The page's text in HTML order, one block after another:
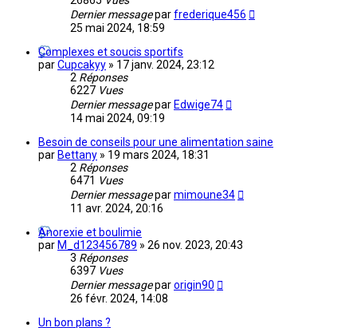
Dernier messageparfrederique456
25 mai 2024, 18:59
Complexes et soucis sportifs
parCupcakyy » 17 janv. 2024, 23:12
2 Réponses
6227 Vues
Dernier messagepar Edwige74
14 mai 2024, 09:19
Besoin de conseils pour une alimentation saine
par Bettany » 19 mars 2024, 18:31
2 Réponses
6471 Vues
Dernier messageparmimoune34
11 avr. 2024, 20:16
Anorexie et boulimie
par M_d123456789 » 26 nov. 2023, 20:43
3 Réponses
6397 Vues
Dernier messageparorigin90
26 févr. 2024, 14:08
Un bon plans ?